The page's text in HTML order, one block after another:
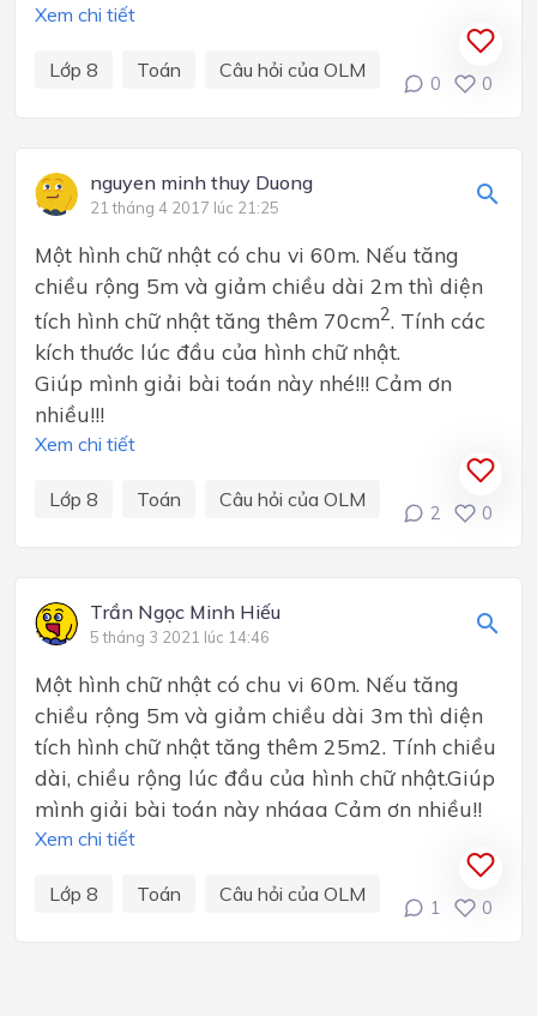
Xem chi tiết
Lớp 8 Toán Câu hỏi của OLM
0 0
nguyen minh thuy Duong
21 tháng 4 2017 lúc 21:25
Một hình chữ nhật có chu vi 60m. Nếu tăng
chiều rộng 5m và giảm chiều dài 2m thì diện
tích hình chữ nhật tăng thêm 70cm2. Tính các
kích thước lúc đầu của hình chữ nhật.
Giúp mình giải bài toán này nhé!!! Cảm ơn
nhiều!!!
Xem chi tiết
Lớp 8 Toán Câu hỏi của OLM
2 0
Trần Ngọc Minh Hiếu
5 tháng 3 2021 lúc 14:46
Một hình chữ nhật có chu vi 60m. Nếu tăng
chiều rộng 5m và giảm chiều dài 3m thì diện
tích hình chữ nhật tăng thêm 25m2. Tính chiều
dài, chiều rộng lúc đầu của hình chữ nhật.Giúp
mình giải bài toán này nháaa Cảm ơn nhiều!!
Xem chi tiết
Lớp 8 Toán Câu hỏi của OLM
1 0